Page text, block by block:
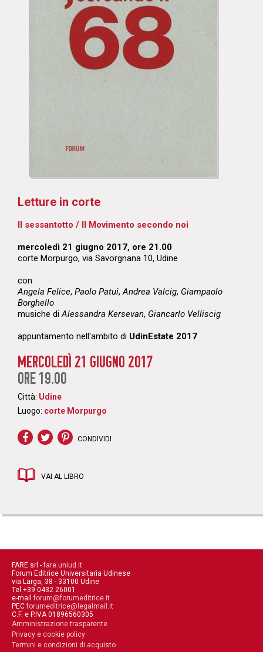
Letture in corte
Il sessantotto / Il Movimento secondo noi
mercoledì 21 giugno 2017, ore 21.00
corte Morpurgo, via Savorgnana 10, Udine
con
Angela Felice, Paolo Patui,Andrea Valcig, Giampaolo
Borghello
musiche diAlessandra Kersevan, Giancarlo Velliscig
appuntamento nell'ambito di UdinEstate 2017
MERCOLEDÌ 21 GIUGNO 2017
ORE 19.00
Città: Udine
Luogo: corte Morpurgo
CONDIVIDI
VAI AL LIBRO
FARE srl - fare.uniud.it
Forum Editrice Universitaria Udinese
via Larga, 38 - 33100 Udine
Tel +39 0432 26001
e-mail forum@forumeditrice.it
PEC forumeditrice@legalmail.it
C.F. e P.IVA 01896560305
Amministrazione trasparente
Privacy e cookie policy
Termini e condizioni di acquisto